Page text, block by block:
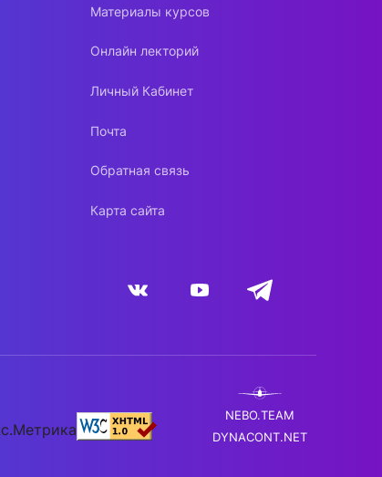
Материалы курсов
Онлайн лекторий
Личный Кабинет
Почта
Обратная связь
Карта сайта
NEBO.TEAM
DYNACONT.NET